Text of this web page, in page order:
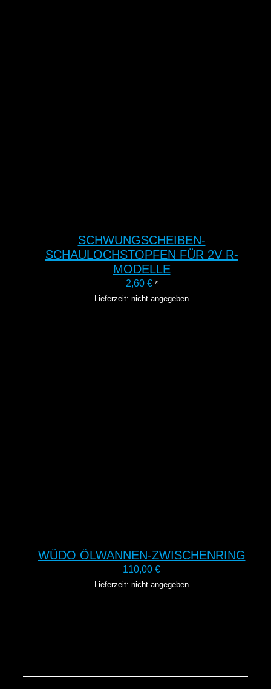
SCHWUNGSCHEIBEN-
SCHAULOCHSTOPFEN FÜR 2V R-
MODELLE
2,60 € *
Lieferzeit: nicht angegeben
WÜDO ÖLWANNEN-ZWISCHENRING
110,00 €
Lieferzeit: nicht angegeben